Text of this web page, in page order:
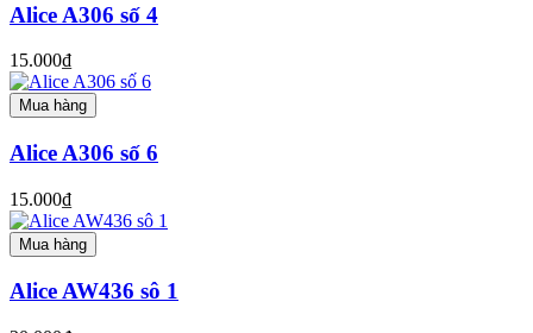
Alice A306 số 4
15.000₫
Mua hàng
Alice A306 số 6
15.000₫
Mua hàng
Alice AW436 sô 1